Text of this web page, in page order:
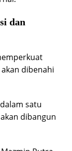
dan
dibenahi
satu
dibangun